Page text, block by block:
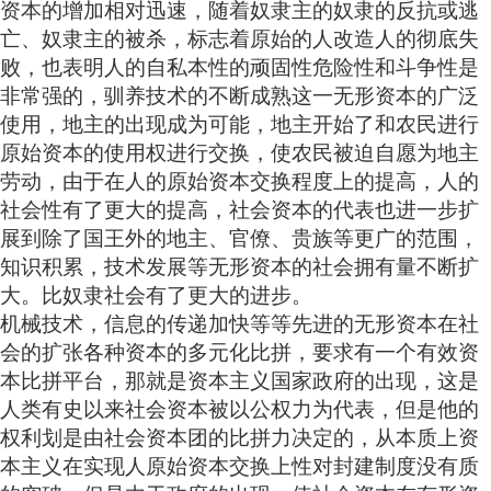
资本的增加相对迅速，随着奴隶主的奴隶的反抗或逃
亡、奴隶主的被杀，标志着原始的人改造人的彻底失
败，也表明人的自私本性的顽固性危险性和斗争性是
非常强的，驯养技术的不断成熟这一无形资本的广泛
使用，地主的出现成为可能，地主开始了和农民进行
原始资本的使用权进行交换，使农民被迫自愿为地主
劳动，由于在人的原始资本交换程度上的提高，人的
社会性有了更大的提高，社会资本的代表也进一步扩
展到除了国王外的地主、官僚、贵族等更广的范围，
知识积累，技术发展等无形资本的社会拥有量不断扩
大。比奴隶社会有了更大的进步。
机械技术，信息的传递加快等等先进的无形资本在社
会的扩张各种资本的多元化比拼，要求有一个有效资
本比拼平台，那就是资本主义国家政府的出现，这是
人类有史以来社会资本被以公权力为代表，但是他的
权利划是由社会资本团的比拼力决定的，从本质上资
本主义在实现人原始资本交换上性对封建制度没有质